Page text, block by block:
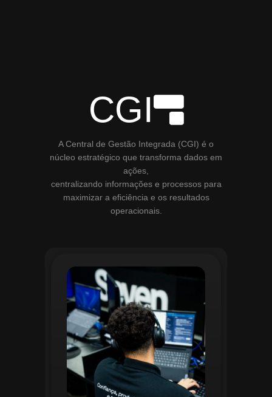
CGI
A Central de Gestão Integrada (CGI) é o
núcleo estratégico que transforma dados em
ações,
centralizando informações e processos para
maximizar a eficiência e os resultados
operacionais.
O planejamento dentro do CGI é
realizado por uma equipe
especializada que utiliza
ferramentas avançadas para
estruturar ordens de serviço, fluxos
de trabalho e parametrizações
operacionais. Essa etapa envolve a
análise detalhada de criticidade por
atividade, permitindo alocar
recursos de forma eficiente e
garantir que todas as ações estejam
alinhadas aos objetivos
estratégicos.